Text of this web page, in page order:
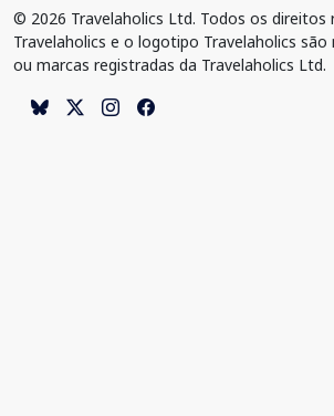
© 2026 Travelaholics Ltd. Todos os direitos
Travelaholics e o logotipo Travelaholics são
ou marcas registradas da Travelaholics Ltd.